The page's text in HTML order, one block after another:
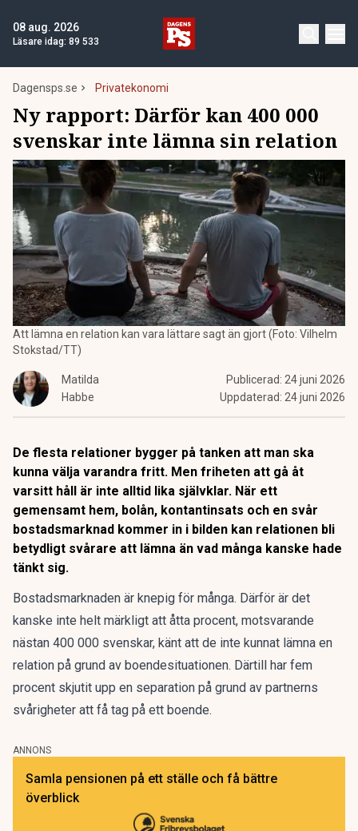
08 aug. 2026
Läsare idag: 89 533
Dagensps.se Privatekonomi
Ny rapport: Därför kan 400 000
svenskar inte lämna sin relation
Att lämna en relation kan vara lättare sagt än gjort (Foto: Vilhelm
Stokstad/TT)
Matilda
Habbe
Publicerad: 24 juni 2026
Uppdaterad: 24 juni 2026
De flesta relationer bygger på tanken att man ska
kunna välja varandra fritt. Men friheten att gå åt
varsitt håll är inte alltid lika självklar. När ett
gemensamt hem, bolån, kontantinsats och en svår
bostadsmarknad kommer in i bilden kan relationen bli
betydligt svårare att lämna än vad många kanske hade
tänkt sig.
Bostadsmarknaden är knepig för många. Därför är det
kanske inte helt märkligt att åtta procent, motsvarande
nästan 400 000 svenskar, känt att de inte kunnat lämna en
relation på grund av boendesituationen. Därtill har fem
procent skjutit upp en separation på grund av partnerns
svårigheter att få tag på ett boende.
ANNONS
Samla pensionen på ett ställe och få bättre
överblick